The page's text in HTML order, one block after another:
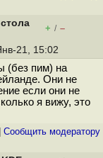
+ / –
21, 15:02
(без пим) на
Они не
если они не
я вижу, это
Cообщить модератору